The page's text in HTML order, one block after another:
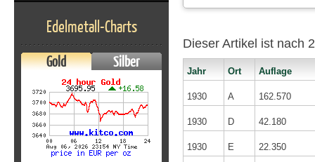
Edelmetall-Charts
Gold Silber
Dieser Artikel ist nach
Jahr Ort Auflage
1930 A 162.570
1930 D 42.180
1930 E 22.350